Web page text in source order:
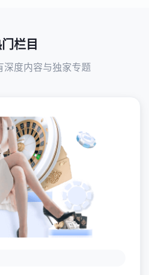
栏目
深度内容与独家专题